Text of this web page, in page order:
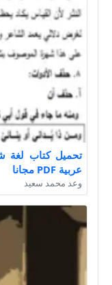
تحميل كتاب لغة
عربية PDF مجانا
وعد محمد سعيد